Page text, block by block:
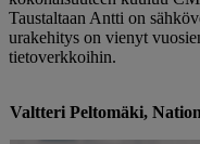
Taustaltaan Antti on
urakehitys on vienyt
tietoverkkoihin.
Valtteri Peltomäki,